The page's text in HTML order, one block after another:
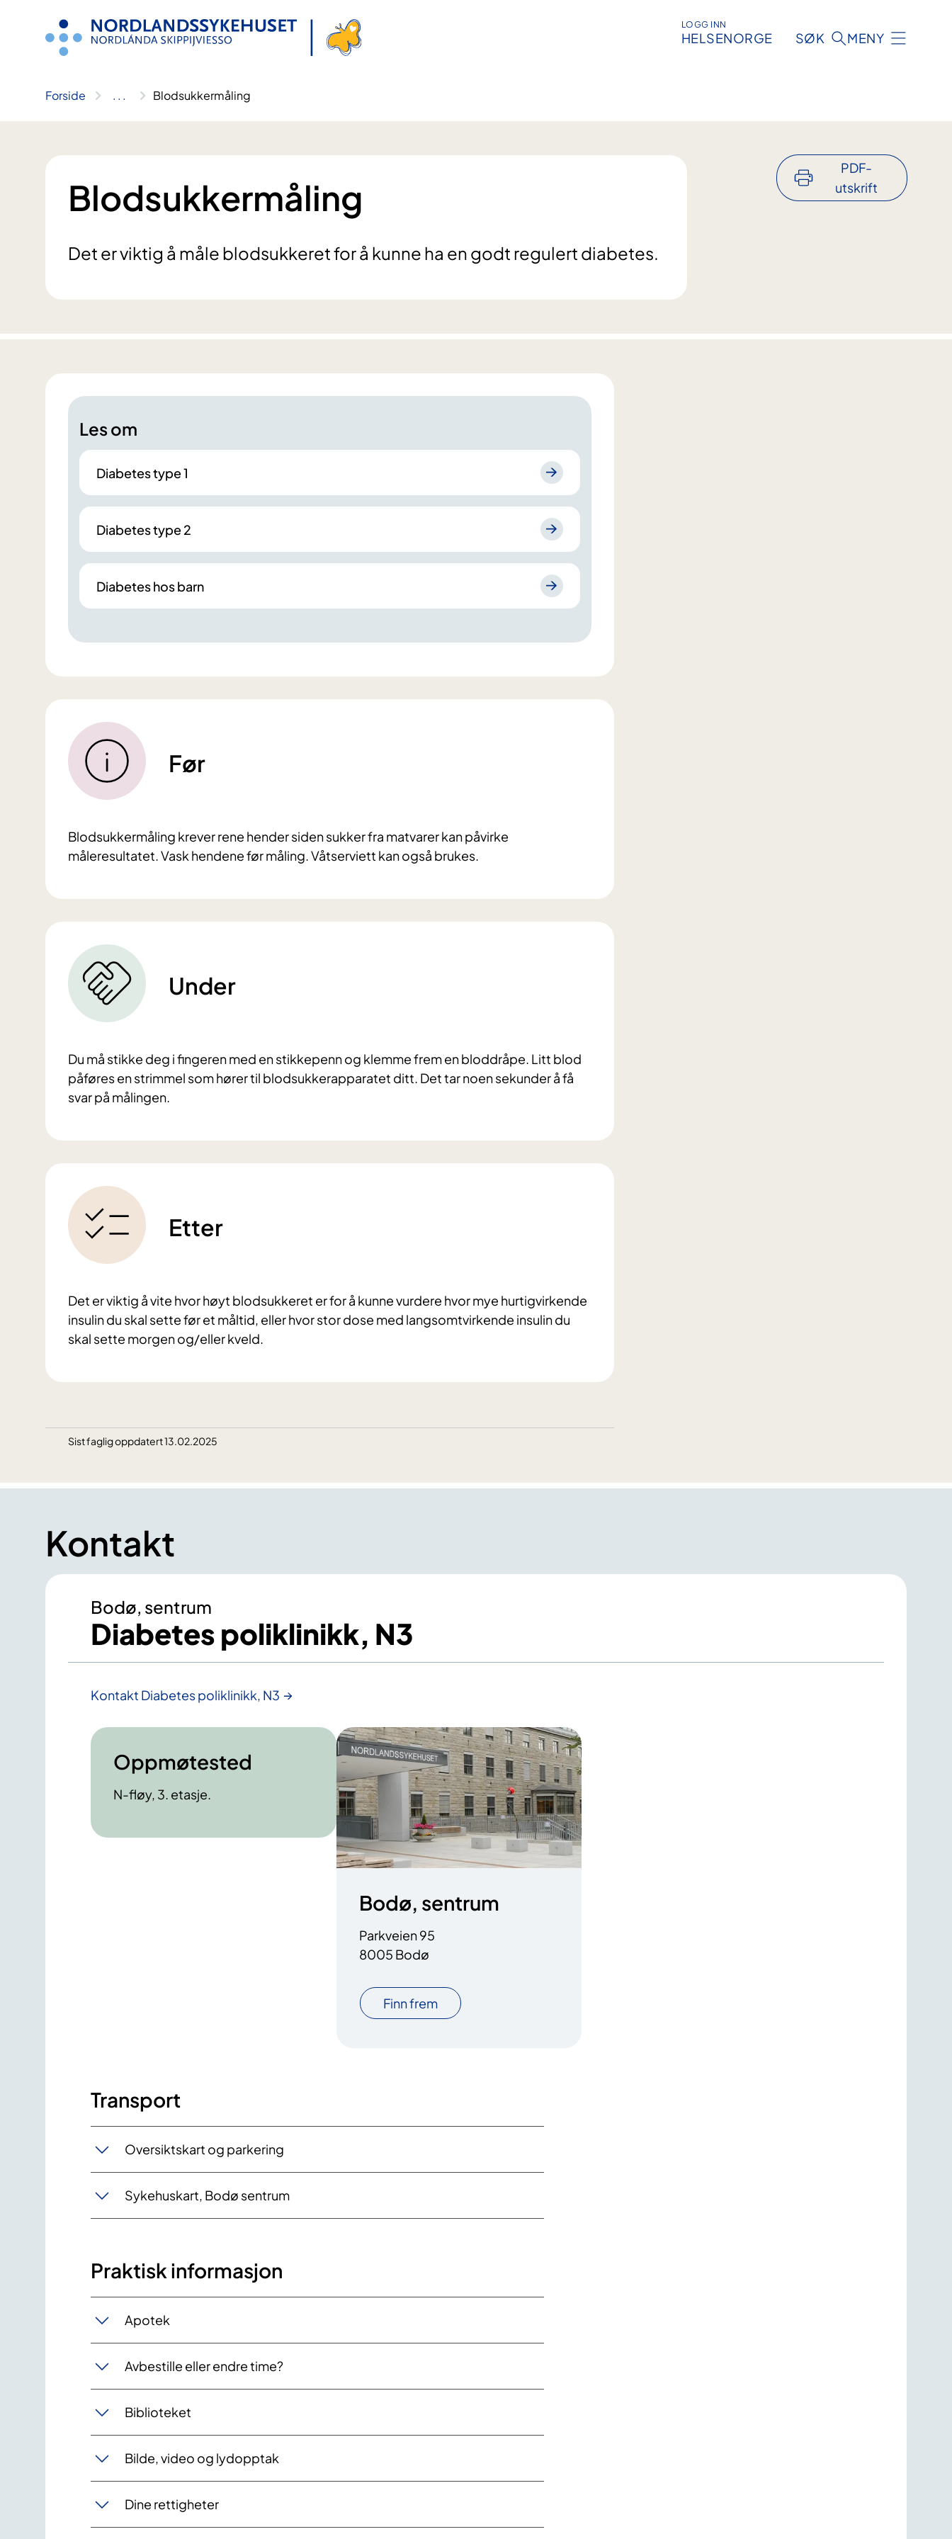
LOGG INN
HELSENORGE SØK MENY
Forside .. . Blodsukkermåling
Blodsukkermåling
Det er viktig å måle blodsukkeret for å kunne ha en godt regulert diabetes.
PDF-
utskrift
Les om
Diabetes type 1
Diabetes type 2
Diabetes hos barn
Før
Blodsukkermåling krever rene hender siden sukker fra matvarer kan påvirke
måleresultatet. Vask hendene før måling. Våtserviett kan også brukes.
Under
Du må stikke deg i fingeren med en stikkepenn og klemme frem en bloddråpe. Litt blod
påføres en strimmel som hører til blodsukkerapparatet ditt. Det tar noen sekunder å få
svar på målingen.
Etter
Det er viktig å vite hvor høyt blodsukkeret er for å kunne vurdere hvor mye hurtigvirkende
insulin du skal sette før et måltid, eller hvor stor dose med langsomtvirkende insulin du
skal sette morgen og/eller kveld.
Sist faglig oppdatert 13.02.2025
Kontakt
Bodø, sentrum
Diabetes poliklinikk, N3
Kontakt Diabetes poliklinikk, N3
Oppmøtested
N-fløy, 3. etasje.
Bodø, sentrum
Parkveien 95
8005 Bodø
Finn frem
Transport
Oversiktskart og parkering
Sykehuskart, Bodø sentrum
Praktisk informasjon
Apotek
Avbestille eller endre time?
Biblioteket
Bilde, video og lydopptak
Dine rettigheter